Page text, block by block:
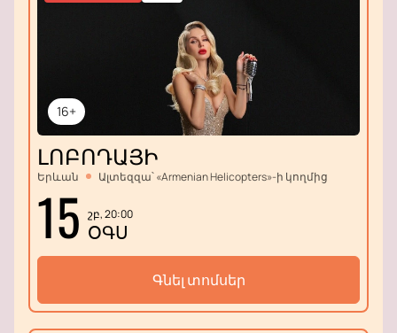
16+
ԼՈԲՈԴԱՅԻ
Երևան Ալտեզզա՝ «Armenian Helicopters»-ի կողմից
15 շբ, 20:00
ՕԳՍ
Գնել տոմսեր